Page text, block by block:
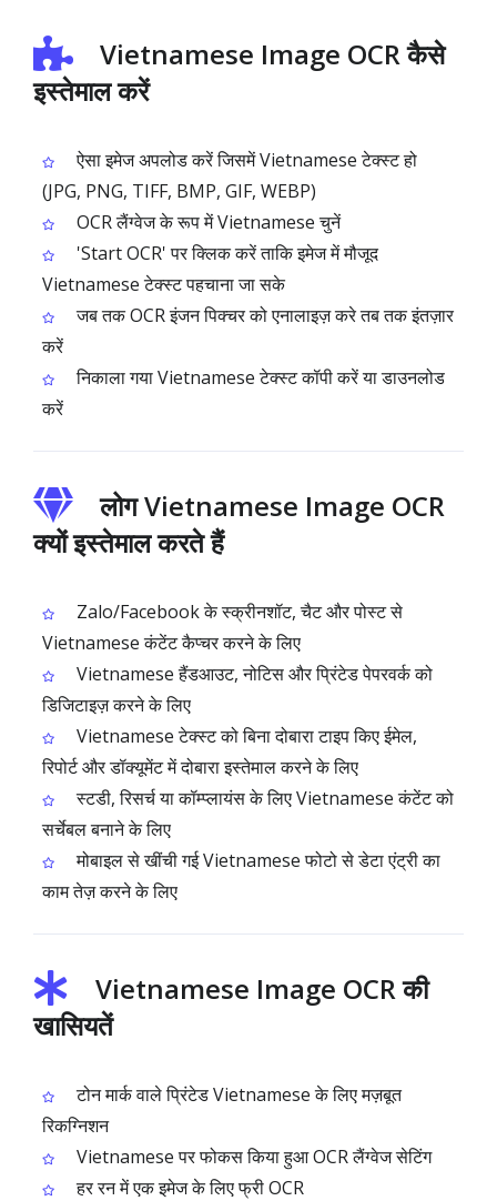
Vietnamese Image OCR कैसे
इस्तेमाल करें
ऐसा इमेज अपलोड करें जिसमें Vietnamese टेक्स्ट हो
(JPG, PNG, TIFF, BMP, GIF, WEBP)
OCR लैंग्वेज के रूप में Vietnamese चुनें
'Start OCR' पर क्लिक करें ताकि इमेज में मौजूद
Vietnamese टेक्स्ट पहचाना जा सके
जब तक OCR इंजन पिक्चर को एनालाइज़ करे तब तक इंतज़ार
करें
निकाला गया Vietnamese टेक्स्ट कॉपी करें या डाउनलोड
करें
लोग Vietnamese Image OCR
क्यों इस्तेमाल करते हैं
Zalo/Facebook के स्क्रीनशॉट, चैट और पोस्ट से
Vietnamese कंटेंट कैप्चर करने के लिए
Vietnamese हैंडआउट, नोटिस और प्रिंटेड पेपरवर्क को
डिजिटाइज़ करने के लिए
Vietnamese टेक्स्ट को बिना दोबारा टाइप किए ईमेल,
रिपोर्ट और डॉक्यूमेंट में दोबारा इस्तेमाल करने के लिए
स्टडी, रिसर्च या कॉम्प्लायंस के लिए Vietnamese कंटेंट को
सर्चेबल बनाने के लिए
मोबाइल से खींची गई Vietnamese फोटो से डेटा एंट्री का
काम तेज़ करने के लिए
Vietnamese Image OCR की
खासियतें
टोन मार्क वाले प्रिंटेड Vietnamese के लिए मज़बूत
रिकग्निशन
Vietnamese पर फोकस किया हुआ OCR लैंग्वेज सेटिंग
हर रन में एक इमेज के लिए फ्री OCR